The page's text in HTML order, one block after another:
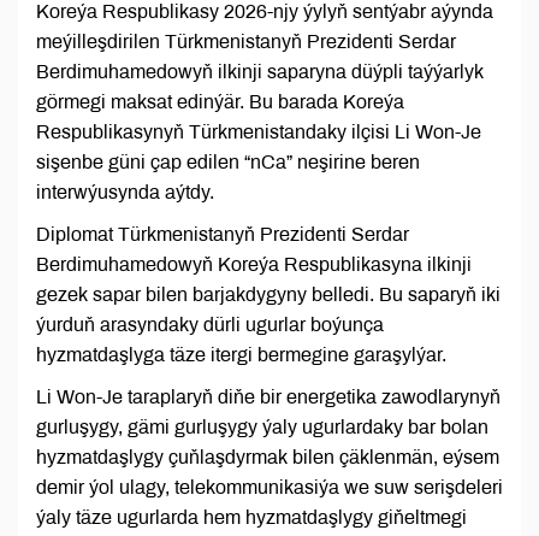
Koreýa Respublikasy 2026-njy ýylyň sentýabr aýynda
meýilleşdirilen Türkmenistanyň Prezidenti Serdar
Berdimuhamedowyň ilkinji saparyna düýpli taýýarlyk
görmegi maksat edinýär. Bu barada Koreýa
Respublikasynyň Türkmenistandaky ilçisi Li Won-Je
sişenbe güni çap edilen “nCa” neşirine beren
interwýusynda aýtdy.
Diplomat Türkmenistanyň Prezidenti Serdar
Berdimuhamedowyň Koreýa Respublikasyna ilkinji
gezek sapar bilen barjakdygyny belledi. Bu saparyň iki
ýurduň arasyndaky dürli ugurlar boýunça
hyzmatdaşlyga täze itergi bermegine garaşylýar.
Li Won-Je taraplaryň diňe bir energetika zawodlarynyň
gurluşygy, gämi gurluşygy ýaly ugurlardaky bar bolan
hyzmatdaşlygy çuňlaşdyrmak bilen çäklenmän, eýsem
demir ýol ulagy, telekommunikasiýa we suw serişdeleri
ýaly täze ugurlarda hem hyzmatdaşlygy giňeltmegi